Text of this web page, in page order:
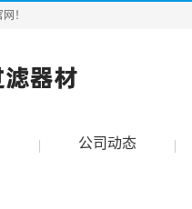
！
公司动态